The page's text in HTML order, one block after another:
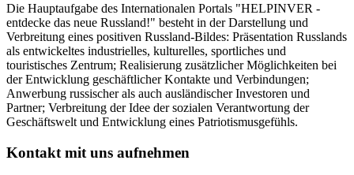
Die Hauptaufgabe des Internationalen Portals "HELPINVER -
entdecke das neue Russland!" besteht in der Darstellung und
Verbreitung eines positiven Russland-Bildes: Präsentation Russlands
als entwickeltes industrielles, kulturelles, sportliches und
touristisches Zentrum; Realisierung zusätzlicher Möglichkeiten bei
der Entwicklung geschäftlicher Kontakte und Verbindungen;
Anwerbung russischer als auch ausländischer Investoren und
Partner; Verbreitung der Idee der sozialen Verantwortung der
Geschäftswelt und Entwicklung eines Patriotismusgefühls.
Kontakt mit uns aufnehmen